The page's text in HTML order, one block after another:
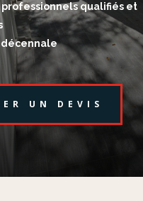
professionnels qualifiés et
UN DEVIS